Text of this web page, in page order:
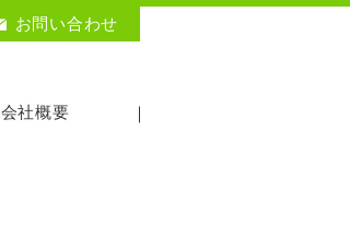
会社概要
お問い合わせ